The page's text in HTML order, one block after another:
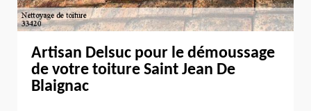
Artisan Delsuc pour le démoussage
de votre toiture Saint Jean De
Blaignac